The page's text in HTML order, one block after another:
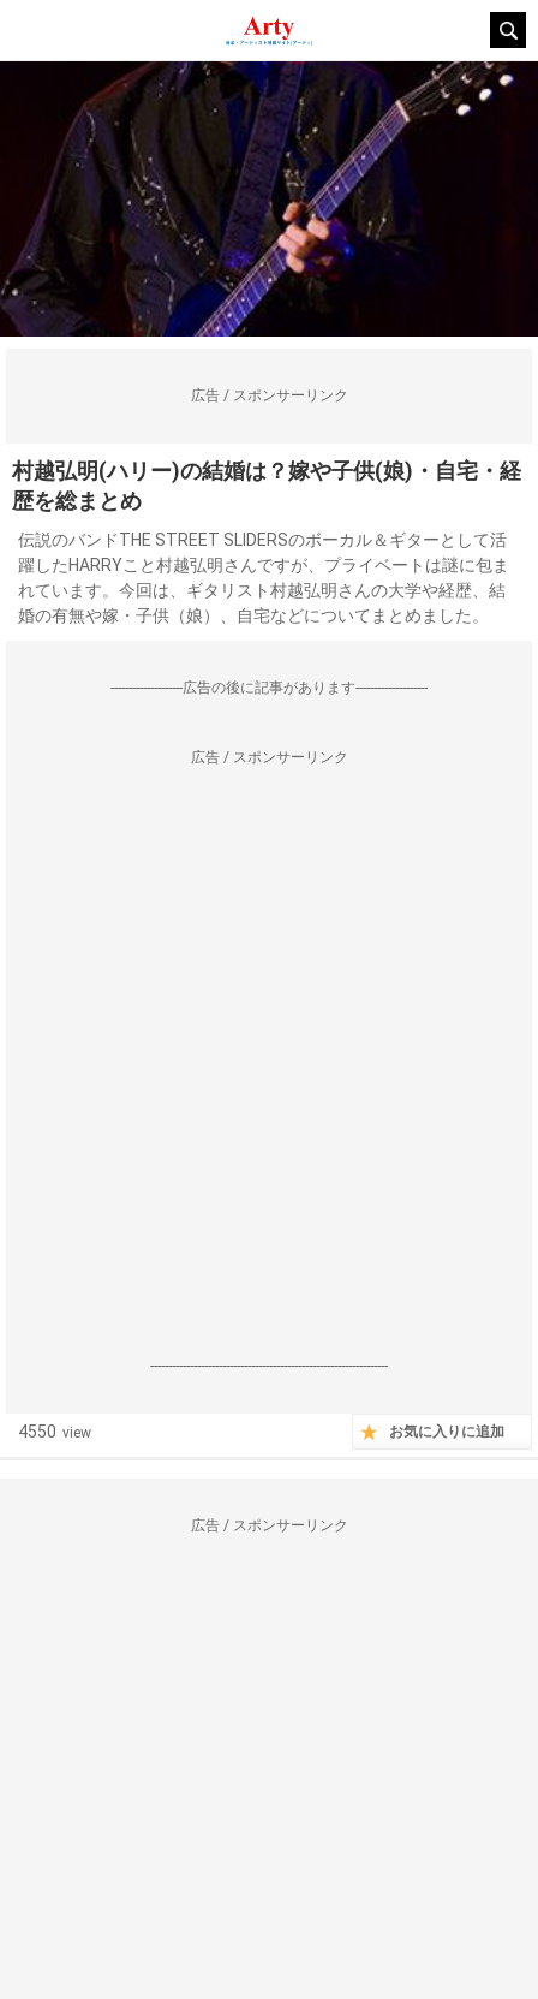
広告 / スポンサーリンク
村越弘明(ハリー)の結婚は？嫁や子供(娘)・自宅・経
歴を総まとめ
伝説のバンドTHE STREET SLIDERSのボーカル＆ギターとして活
躍したHARRYこと村越弘明さんですが、プライベートは謎に包ま
れています。今回は、ギタリスト村越弘明さんの大学や経歴、結
婚の有無や嫁・子供（娘）、自宅などについてまとめました。
--------------------広告の後に記事があります--------------------
広告 / スポンサーリンク
------------------------------------------------------------------
4550 view お気に入りに追加
広告 / スポンサーリンク